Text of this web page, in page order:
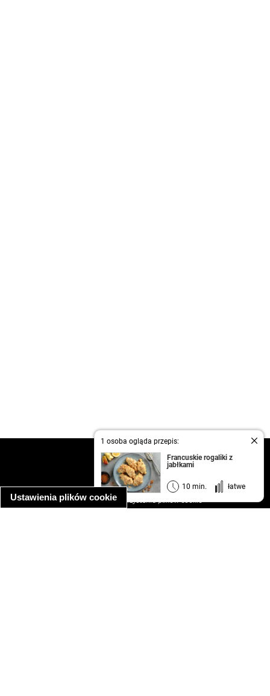
Ustawienia plików cookie
1 osoba ogląda przepis:
Francuskie rogaliki z
jabłkami
10 min. łatwe
kontakt
regulamin
informacja o prywatności
informacja o wykorzystaniu plików cookie